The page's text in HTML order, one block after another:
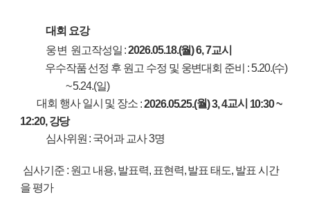
대회 요강
웅변 원고작성일 :2026.05.18.(월) 6, 7교시
우수작품 선정 후 원고 수정 및 웅변대회 준비 : 5.20.(수)
~ 5.24.(일)
대회 행사 일시 및 장소 :2026.05.25.(월) 3, 4교시 10:30 ~
12:20,강당
심사위원 : 국어과 교사3명
심사기준 : 원고 내용, 발표력, 표현력,발표 태도, 발표 시간
을 평가